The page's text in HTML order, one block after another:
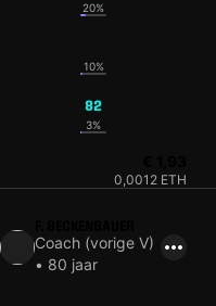
20%
10%
82
3%
0,0012 ETH
Coach (vorige V)
• 80 jaar